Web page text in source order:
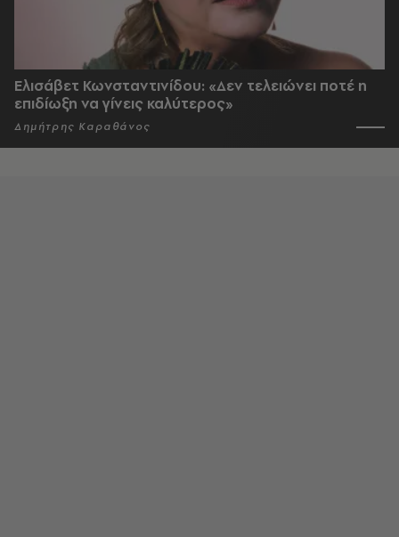
Ελισάβετ Κωνσταντινίδου: «Δεν τελειώνει ποτέ η
επιδίωξη να γίνεις καλύτερος»
Δημήτρης Καραθάνος